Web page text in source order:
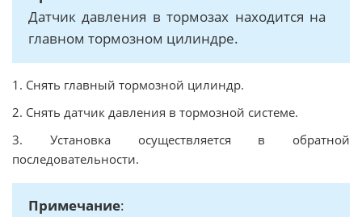
Датчик давления в тормозах находится на
главном тормозном цилиндре.
1. Снять главный тормозной цилиндр.
2. Снять датчик давления в тормозной системе.
3. Установка осуществляется в обратной
последовательности.
Примечание: